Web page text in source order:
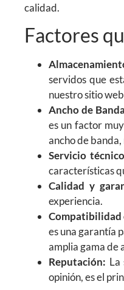
calidad.
Factores
servidos que
nuestro sitio
Ancho de
es un factor
ancho de
Servicio
características
Calidad y
experiencia.
Compatibilidad
es una garantía
amplia gama de
Reputación: La
opinión, es el